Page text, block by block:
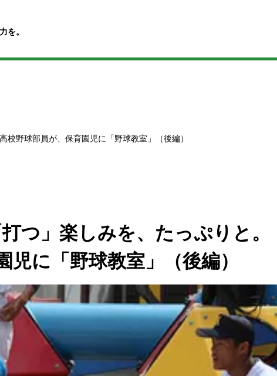
を。
校野球部員が、保育園児に「野球教室」（後編）
つ」楽しみを、たっぷりと。
に「野球教室」（後編）